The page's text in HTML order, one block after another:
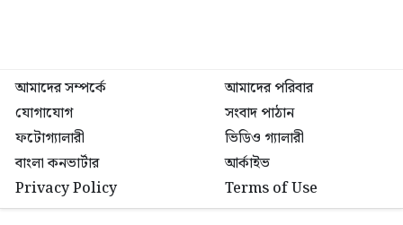
আমাদের সম্পর্কে
আমাদের পরিবার
যোগাযোগ
সংবাদ পাঠান
ফটোগ্যালারী
ভিডিও গ্যালারী
বাংলা কনভার্টার
আর্কাইভ
Privacy Policy
Terms of Use